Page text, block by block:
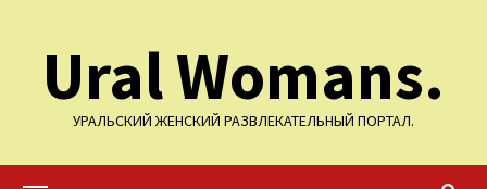
содержимому
Ural Womans.
УРАЛЬСКИЙ ЖЕНСКИЙ РАЗВЛЕКАТЕЛЬНЫЙ ПОРТАЛ.